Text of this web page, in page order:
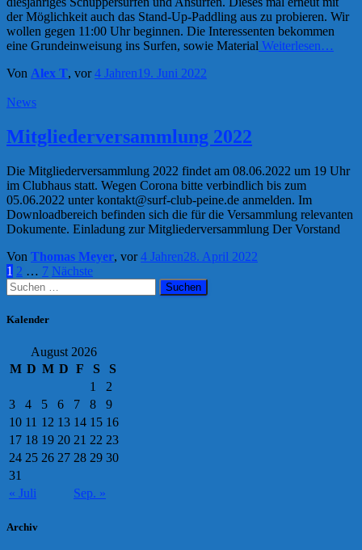
der Möglichkeit auch das Stand-Up-Paddling aus zu probieren. Wir
wollen gegen 11:00 Uhr beginnen. Die Interessenten bekommen
eine Grundeinweisung ins Surfen, sowie Material Weiterlesen…
Von Alex T, vor4 Jahren19. Juni 2022
News
Mitgliederversammlung 2022
Die Mitgliederversammlung 2022 findet am 08.06.2022 um 19 Uhr
im Clubhaus statt. Wegen Corona bitte verbindlich bis zum
05.06.2022 unter kontakt@surf-club-peine.de anmelden. Im
Downloadbereich befinden sich die für die Versammlung relevanten
Dokumente. Einladung zur Mitgliederversammlung Der Vorstand
Von Thomas Meyer, vor4 Jahren28. April 2022
Seitennummerierung
der
Beiträge
1 2 … 7 Nächste
Suchen
nach:
Kalender
August 2026
M D M D F S
S
1
2
3
4 5 6 7 8
9
10 11 12 13 14 15 16
17 18 19 20 21 22 23
24 25 26 27 28 29 30
31
« Juli
Sep. »
Archiv